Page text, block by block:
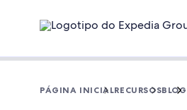
PÁGINA INICIALRECURSOSBLOG